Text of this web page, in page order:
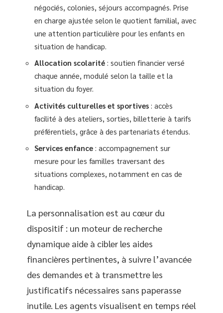
négociés, colonies, séjours accompagnés. Prise
en charge ajustée selon le quotient familial, avec
une attention particulière pour les enfants en
situation de handicap.
Allocation scolarité : soutien financier versé
chaque année, modulé selon la taille et la
situation du foyer.
Activités culturelles et sportives : accès
facilité à des ateliers, sorties, billetterie à tarifs
préférentiels, grâce à des partenariats étendus.
Services enfance : accompagnement sur
mesure pour les familles traversant des
situations complexes, notamment en cas de
handicap.
La personnalisation est au cœur du
dispositif : un moteur de recherche
dynamique aide à cibler les aides
financières pertinentes, à suivre l’avancée
des demandes et à transmettre les
justificatifs nécessaires sans paperasse
inutile. Les agents visualisent en temps réel